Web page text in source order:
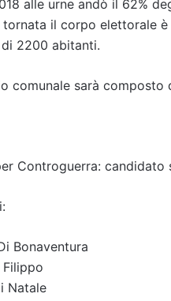
alle urne andò il 62%
tornata il corpo elettorale
2200 abitanti.
comunale sarà composto
Controguerra: candidato
Bonaventura
Natale